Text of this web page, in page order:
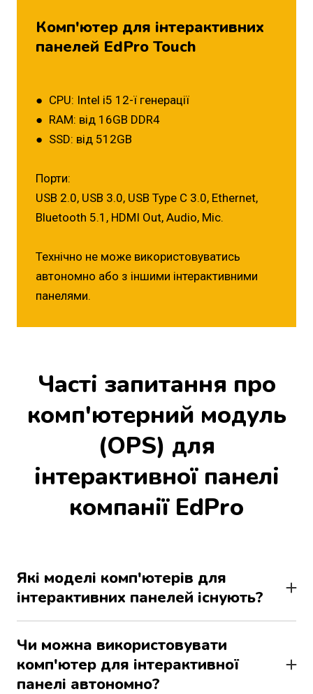
Комп'ютер для інтерактивних
панелей EdPro Touch
● CPU: Intel i5 12-ї генерації
● RAM: від 16GB DDR4
● SSD: від 512GB
Порти:
USB 2.0, USB 3.0, USB Type С 3.0, Ethernet,
Bluetooth 5.1, HDMI Out, Audio, Mic.
Технічно не може використовуватись
автономно або з іншими інтерактивними
панелями.
Часті запитання про
комп'ютерний модуль
(OPS) для
інтерактивної панелі
компанії EdPro
Які моделі комп'ютерів для
інтерактивних панелей існують?
Є такі основні відмінності між комп'ютерами:
процесор (i5, i7), відеокарта (інтегрована), обсяг
оперативної пам'яті та тип внутрішнього
накопичувача.
Чи можна використовувати
комп'ютер для інтерактивної
панелі автономно?